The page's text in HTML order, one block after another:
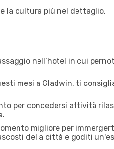
la cultura più nel dettaglio.
nell’hotel in cui
mesi a Gladwin, ti
per concedersi attività
migliore per
della città e goditi